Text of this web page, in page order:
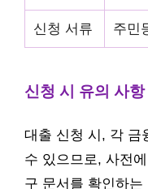
신청 서류 주민
신청 시 유의 사항
대출 신청 시, 각 금
수 있으므로, 사전
구 문서를 확인하